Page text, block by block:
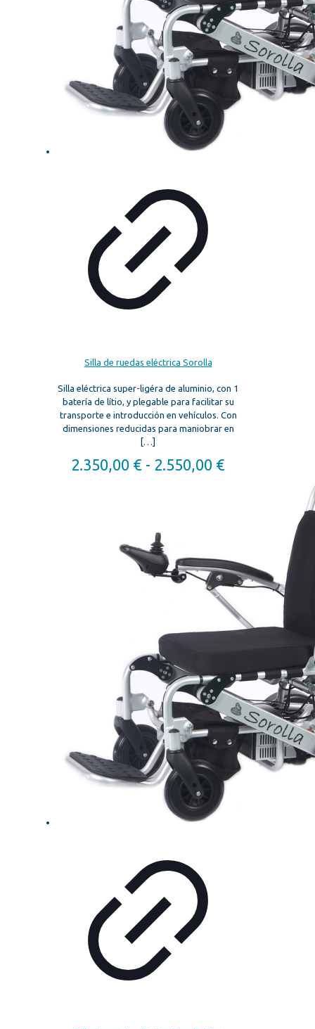
Silla de ruedas eléctrica Sorolla
Silla eléctrica super-ligéra de aluminio, con 1
batería de lítio, y plegable para facilitar su
transporte e introducción en vehículos. Con
dimensiones reducidas para maniobrar en
[…]
2.350,00 € - 2.550,00 €
2.550,00 €